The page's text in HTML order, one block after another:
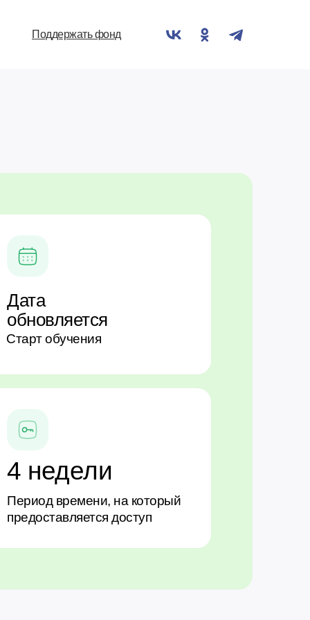
Поддержать фонд
1 апреля
1 апреля
4 недели
Дата
обновляется
Период времени, на который
предоставляется доступ
Старт обучения